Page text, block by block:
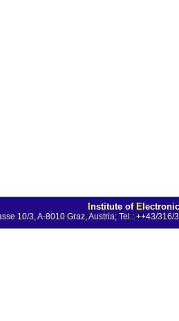
Institute of Electronic
10/3, A-8010 Graz, Austria; Tel.: ++43/